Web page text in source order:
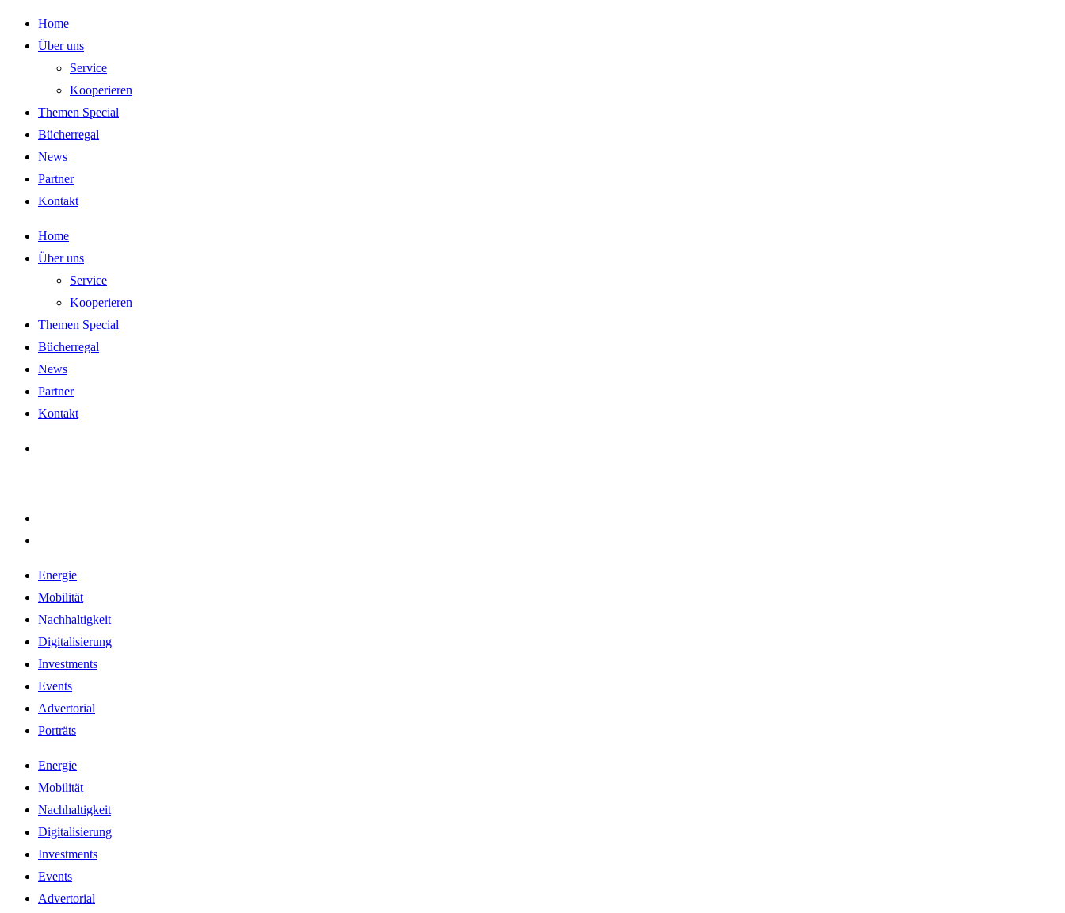
Zum
Inhalt
Home
Über uns
Service
Kooperieren
Themen Special
Bücherregal
News
Partner
Kontakt
Home
Über uns
Service
Kooperieren
Themen Special
Bücherregal
News
Partner
Kontakt
Energie
Mobilität
Nachhaltigkeit
Digitalisierung
Investments
Events
Advertorial
Porträts
Energie
Mobilität
Nachhaltigkeit
Digitalisierung
Investments
Events
Advertorial